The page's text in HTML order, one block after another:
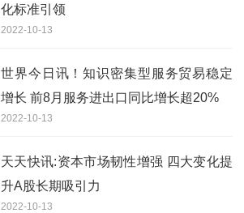
化标准引领
2022-10-13
世界今日讯！知识密集型服务贸易稳定
增长 前8月服务进出口同比增长超20%
2022-10-13
天天快讯:资本市场韧性增强 四大变化提
升A股长期吸引力
2022-10-13